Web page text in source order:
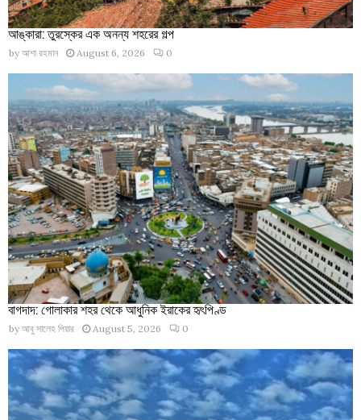
আঙ্কারা: তুরস্কের এক অনন্য শহরের গল্প
by আশা রহমান August 6, 2026 0
বাগদাদ: গোলাকার শহর থেকে আধুনিক ইরাকের হৃৎপিণ্ড
by আবু সালেহ পিয়ার August 5, 2026 0